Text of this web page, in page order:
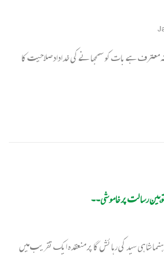
معترف ہے بات کو سمجھانے کی خداداد صلاحیت کا
رسالت پر خاموشی۔۔
شاہی سید کی رہائش گا پر منعقدہ ایک تقریب میں